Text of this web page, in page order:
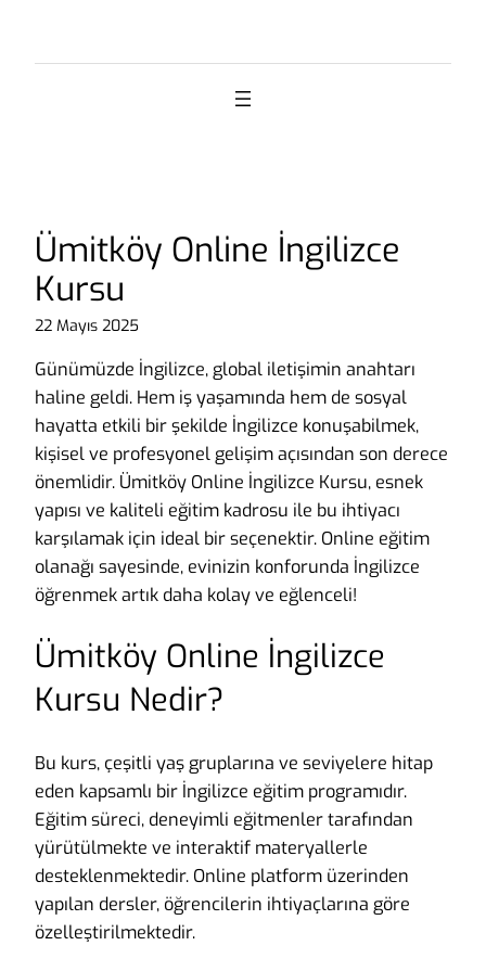
Ümitköy Online İngilizce
Kursu
22 Mayıs 2025
Günümüzde İngilizce, global iletişimin anahtarı
haline geldi. Hem iş yaşamında hem de sosyal
hayatta etkili bir şekilde İngilizce konuşabilmek,
kişisel ve profesyonel gelişim açısından son derece
önemlidir. Ümitköy Online İngilizce Kursu, esnek
yapısı ve kaliteli eğitim kadrosu ile bu ihtiyacı
karşılamak için ideal bir seçenektir. Online eğitim
olanağı sayesinde, evinizin konforunda İngilizce
öğrenmek artık daha kolay ve eğlenceli!
Ümitköy Online İngilizce
Kursu Nedir?
Bu kurs, çeşitli yaş gruplarına ve seviyelere hitap
eden kapsamlı bir İngilizce eğitim programıdır.
Eğitim süreci, deneyimli eğitmenler tarafından
yürütülmekte ve interaktif materyallerle
desteklenmektedir. Online platform üzerinden
yapılan dersler, öğrencilerin ihtiyaçlarına göre
özelleştirilmektedir.